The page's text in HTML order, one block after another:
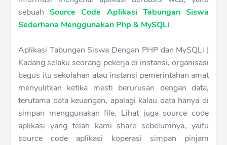
sebuahSource Code Aplikasi Tabungan Siswa
Sederhana Menggunakan Php & MySQLi
Aplikasi Tabungan Siswa Dengan PHP dan MySQLi |
Kadang selaku seorang pekerja di instansi, organisasi
bagus itu sekolahan atau instansi pemerintahan amat
menyulitkan ketika mesti berurusan dengan data,
terutama data keuangan, apalagi kalau data hanya di
simpan menggunakan file. Lihat juga source code
aplikasi yang telah kami share sebelumnya, yaitu
source code aplikasi koperasi simpan pinjam